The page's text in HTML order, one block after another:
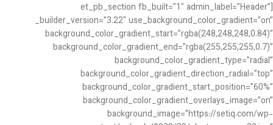
[et_pb_section fb_built=”1″ admin_label=”Header”
_builder_version=”3.22″ use_background_color_gradient=”on”
background_color_gradient_start=”rgba(248,248,248,0.84)”
background_color_gradient_end=”rgba(255,255,255,0.7)”
background_color_gradient_type=”radial”
background_color_gradient_direction_radial=”top”
background_color_gradient_start_position=”60%”
background_color_gradient_overlays_image=”on”
background_image=”https://setiq.com/wp-